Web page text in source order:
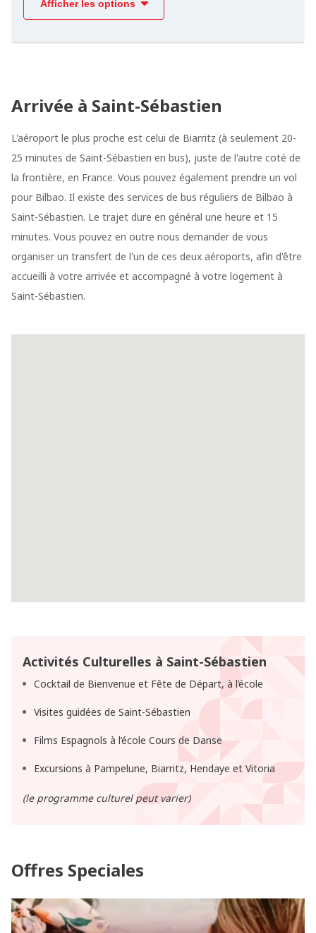
Afficher les options
Arrivée à Saint-Sébastien
L'aéroport le plus proche est celui de Biarritz (à seulement 20-
25 minutes de Saint-Sébastien en bus), juste de l'autre coté de
la frontière, en France. Vous pouvez également prendre un vol
pour Bilbao. Il existe des services de bus réguliers de Bilbao à
Saint-Sébastien. Le trajet dure en général une heure et 15
minutes. Vous pouvez en outre nous demander de vous
organiser un transfert de l'un de ces deux aéroports, afin d'être
accueilli à votre arrivée et accompagné à votre logement à
Saint-Sébastien.
Activités Culturelles à Saint-Sébastien
Cocktail de Bienvenue et Fête de Départ, à l’école
Visites guidées de Saint-Sébastien
Films Espagnols à l’école Cours de Danse
Excursions à Pampelune, Biarritz, Hendaye et Vitoria
(le programme culturel peut varier)
Offres Speciales